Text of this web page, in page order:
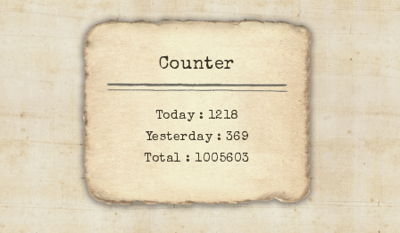
Counter
Today : 1218
Yesterday : 369
Total :1005603